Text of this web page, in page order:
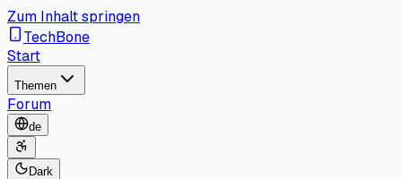
Zum Inhalt springen
TechBone
Start
Themen
Forum
de
Dark